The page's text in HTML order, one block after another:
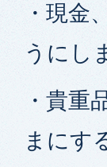
・現金
うにし
・貴重
まにす